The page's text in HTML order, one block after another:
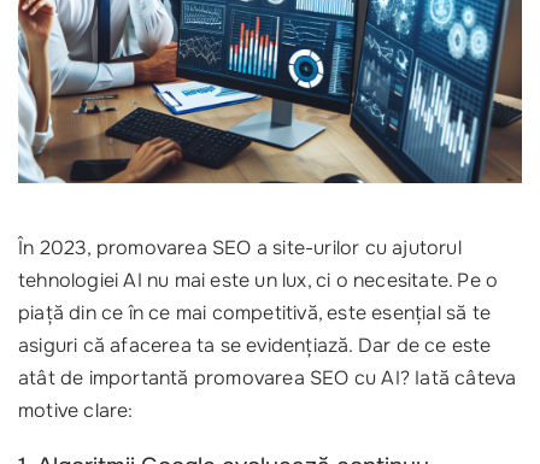
În 2023, promovarea SEO a site-urilor cu ajutorul
tehnologiei AI nu mai este un lux, ci o necesitate. Pe o
piață din ce în ce mai competitivă, este esențial să te
asiguri că afacerea ta se evidențiază. Dar de ce este
atât de importantă promovarea SEO cu AI? Iată câteva
motive clare: